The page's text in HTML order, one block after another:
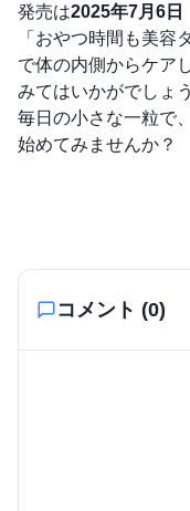
発売は2025年7月6日
「おやつ時間も美容
で体の内側からケア
みてはいかがでしょ
毎日の小さな一粒で
始めてみませんか？
コメント (0)